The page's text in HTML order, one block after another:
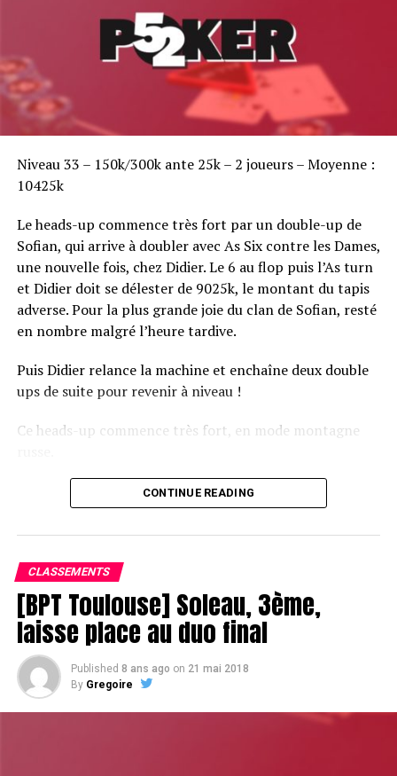
Niveau 33 – 150k/300k ante 25k – 2 joueurs – Moyenne :
10425k
Le heads-up commence très fort par un double-up de
Sofian, qui arrive à doubler avec As Six contre les Dames,
une nouvelle fois, chez Didier. Le 6 au flop puis l’As turn
et Didier doit se délester de 9025k, le montant du tapis
adverse. Pour la plus grande joie du clan de Sofian, resté
en nombre malgré l’heure tardive.
Puis Didier relance la machine et enchaîne deux double
ups de suite pour revenir à niveau !
Ce heads-up commence très fort, en mode montagne
Le champagne va réchauffer si les deux finalistes ne se décident pas !
CONTINUE READING
CLASSEMENTS
[BPT Toulouse] Soleau, 3ème,
laisse place au duo final
Published 8 ans ago on 21 mai 2018
By Gregoire